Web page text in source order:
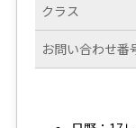
クラス
お問い合わせ番